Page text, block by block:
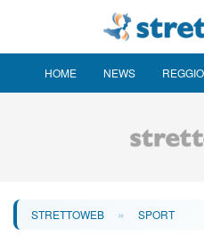
HOME NEWS REGGIO
STRETTOWEB » SPORT